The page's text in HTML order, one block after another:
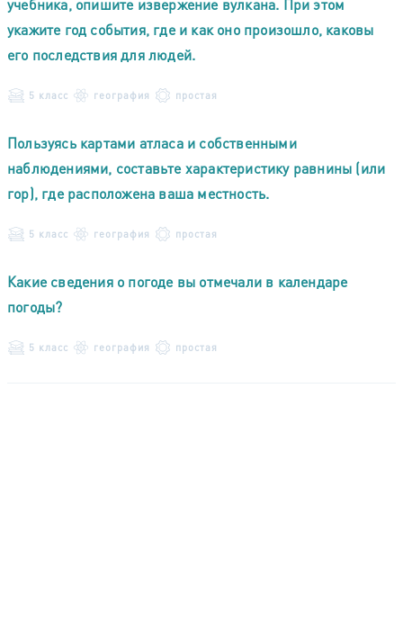
учебника, опишите извержение вулкана. При этом
укажите год события, где и как оно произошло, каковы
его последствия для людей.
5 класс география простая
Пользуясь картами атласа и собственными
наблюдениями, составьте характеристику равнины (или
гор), где расположена ваша местность.
5 класс география простая
Какие сведения о погоде вы отмечали в календаре
погоды?
5 класс география простая